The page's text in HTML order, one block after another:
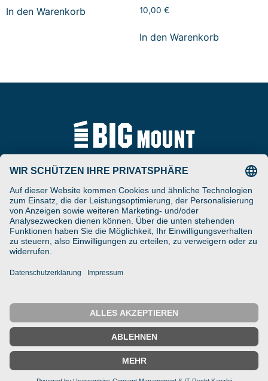
In den Warenkorb 10,00 €
In den Warenkorb
ARAT Spezialhalterungen
GmbH
Schierbusch 2a
D- 33161 Hövelhof
DESIGNED ENGINEERED
Tel
+49 (0) 5257-9380625
Fax
+49 (0) 5257-9380629
IMPRESSUM DATENSCHUTZ
© 2025 ARAT Spezialhalterungen GmbH
← Zurück Startseite